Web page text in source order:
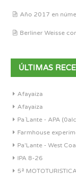
Año 2017 en
Berliner Weisse
ÚLTIMAS
Afayaiza
Afayaiza
Pa´Lante - APA
Farmhouse
Pa'Lante - West
IPA 8-26
5ª